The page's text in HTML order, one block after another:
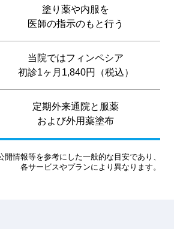
塗り薬や内服を
医師の指示のもと行う
当院ではフィンペシア
初診1ヶ月1,840円（税込）
定期外来通院と服薬
および外用薬塗布
情報等を参考にした一般的な目安であり、
各サービスやプランにより異なります。